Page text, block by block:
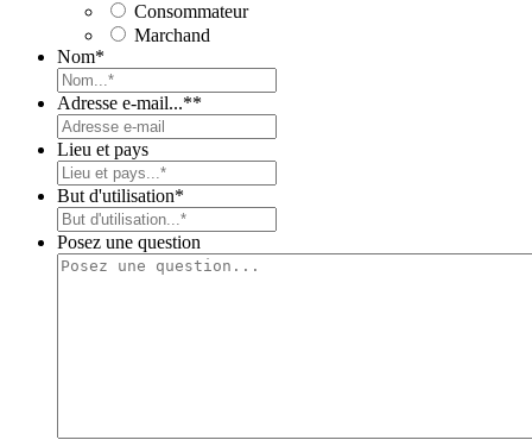
Consommateur
Marchand
Nom*
Adresse e-mail...**
Lieu et pays
But d'utilisation*
Posez une question